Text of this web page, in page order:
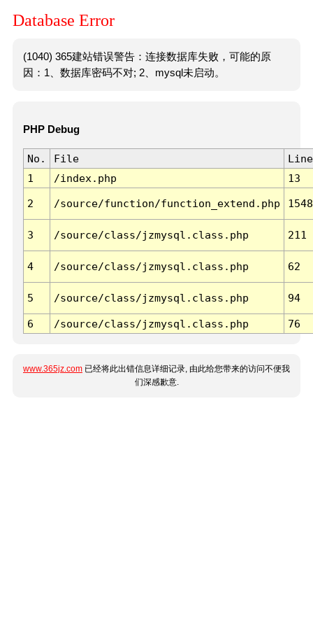
Database Error
(1040) 365建站错误警告：连接数据库失败，可能的原
因：1、数据库密码不对; 2、mysql未启动。
PHP Debug
No. File
Line
1
/index.php 13
2 /source/function/function_extend.php 1548
3 /source/class/jzmysql.class.php 211
4 /source/class/jzmysql.class.php 62
5 /source/class/jzmysql.class.php 94
6 /source/class/jzmysql.class.php 76
www.365jz.com 已经将此出错信息详细记录, 由此给您带来的访问不便我
们深感歉意.